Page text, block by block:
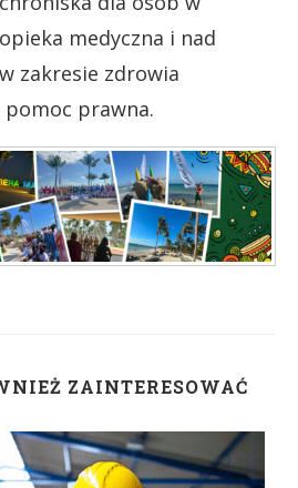
medyczna i nad
zakresie zdrowia
prawna.
ZAINTERESOWAĆ